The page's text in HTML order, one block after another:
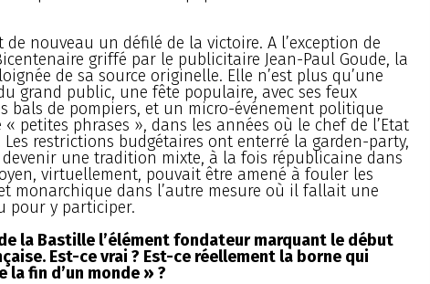
de nouveau un défilé de la victoire. A l’exception de
griffé par le publicitaire Jean-Paul Goude, la
de sa source originelle. Elle n’est plus qu’une
grand public, une fête populaire, avec ses feux
bals de pompiers, et un micro-événement politique
petites phrases », dans les années où le chef de l’Etat
restrictions budgétaires ont enterré la garden-party,
une tradition mixte, à la fois républicaine dans
virtuellement, pouvait être amené à fouler les
et monarchique dans l’autre mesure où il fallait une
pour y participer.
la Bastille l’élément fondateur marquant le début
Est-ce vrai ? Est-ce réellement la borne qui
la fin d’un monde » ?